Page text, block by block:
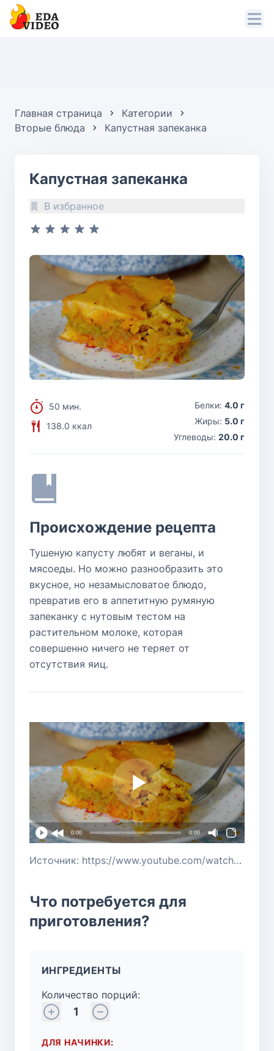
Главная страница
Категории
Вторые блюда
Капустная запеканка
Капустная запеканка
В избранное
50 мин.
138.0 ккал
Белки: 4.0 г
Жиры: 5.0 г
Углеводы: 20.0 г
Происхождение рецепта
Тушеную капусту любят и веганы, и
мясоеды. Но можно разнообразить это
вкусное, но незамысловатое блюдо,
превратив его в аппетитную румяную
запеканку с нутовым тестом на
растительном молоке, которая
совершенно ничего не теряет от
отсутствия яиц.
0:00 0:00
Источник: https://www.youtube.com/watch?v=TNFVi1XHlFg
Что потребуется для
приготовления?
ИНГРЕДИЕНТЫ
Количество порций:
1
ДЛЯ НАЧИНКИ: